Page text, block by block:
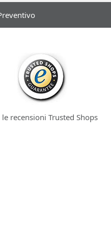
le recensioni Trusted Shops